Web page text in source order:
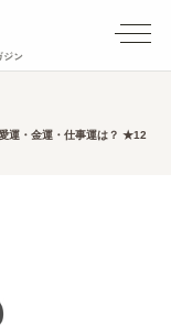
ジン
運・金運・仕事運は？ ★12